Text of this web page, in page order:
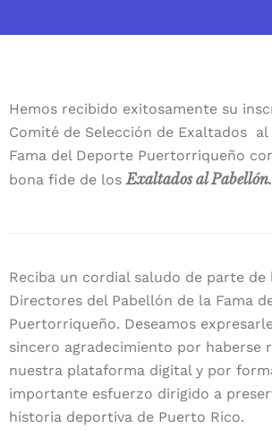
Hemos recibido exitosamente su
Comité de Selección de Exaltados
Fama del Deporte Puertorriqueño
bona fide de losExaltados al Pabellón.
Reciba un cordial saludo de parte de
Directores del Pabellón de la Fama
Puertorriqueño. Deseamos
sincero agradecimiento por haberse
nuestra plataforma digital y por
importante esfuerzo dirigido a
historia deportiva de Puerto Rico.